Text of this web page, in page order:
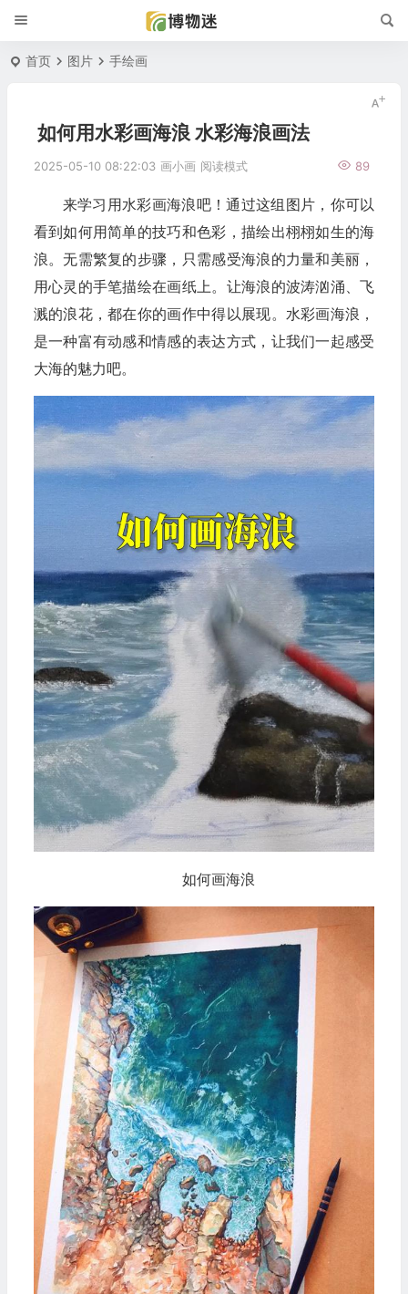
首页 图片 手绘画
如何用水彩画海浪 水彩海浪画法
2025-05-10 08:22:03 画小画 89
阅读模式
来学习用水彩画海浪吧！通过这组图片，你可以
看到如何用简单的技巧和色彩，描绘出栩栩如生的海
浪。无需繁复的步骤，只需感受海浪的力量和美丽，
用心灵的手笔描绘在画纸上。让海浪的波涛汹涌、飞
溅的浪花，都在你的画作中得以展现。水彩画海浪，
是一种富有动感和情感的表达方式，让我们一起感受
大海的魅力吧。
如何画海浪